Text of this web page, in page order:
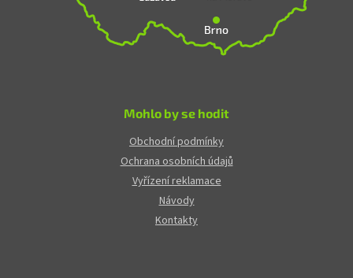
Mohlo by se hodit
Obchodní podmínky
Ochrana osobních údajů
Vyřízení reklamace
Návody
Kontakty